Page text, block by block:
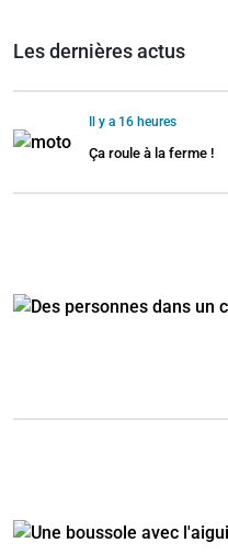
Les dernières actus
Il y a 16 heures
Ça roule à la ferme !